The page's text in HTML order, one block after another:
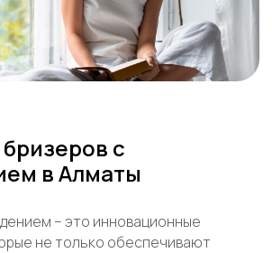
с
в Алматы
– это инновационные
не только обеспечивают